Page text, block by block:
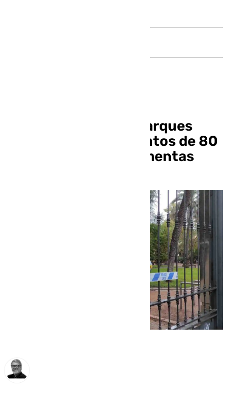
Córdoba cierra sus parques
ante la alerta por vientos de 80
km/h y riesgo de tormentas